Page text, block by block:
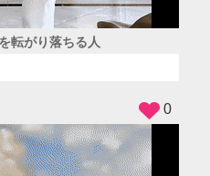
転がり落ちる人
0